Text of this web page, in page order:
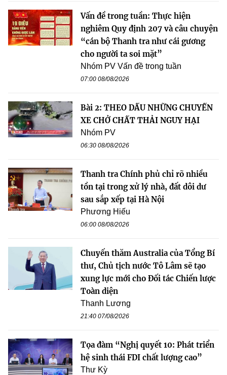
Vấn đề trong tuần: Thực hiện
nghiêm Quy định 207 và câu chuyện
“cán bộ Thanh tra như cái gương
cho người ta soi mặt”
Nhóm PV Vấn đề trong tuần
07:00 08/08/2026
Bài 2: THEO DẤU NHỮNG CHUYẾN
XE CHỞ CHẤT THẢI NGUY HẠI
Nhóm PV
06:30 08/08/2026
Thanh tra Chính phủ chỉ rõ nhiều
tồn tại trong xử lý nhà, đất dôi dư
sau sắp xếp tại Hà Nội
Phương Hiếu
06:00 08/08/2026
Chuyến thăm Australia của Tổng Bí
thư, Chủ tịch nước Tô Lâm sẽ tạo
xung lực mới cho Đối tác Chiến lược
Toàn diện
Thanh Lương
21:40 07/08/2026
Tọa đàm “Nghị quyết 10: Phát triển
hệ sinh thái FDI chất lượng cao”
Thư Kỳ